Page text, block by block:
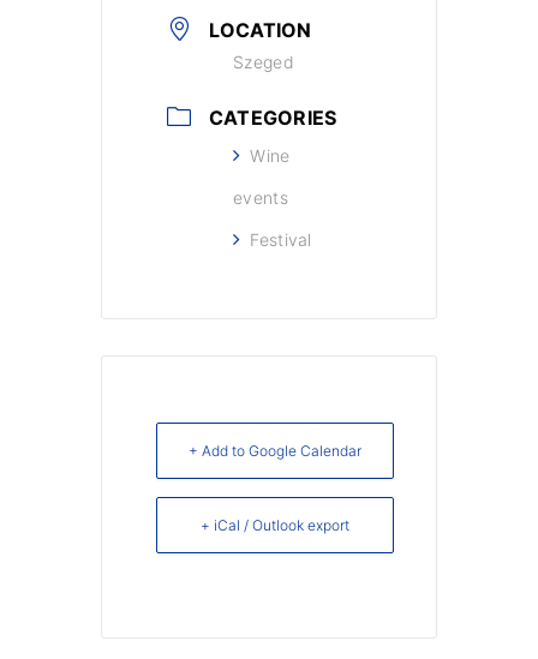
LOCATION
Szeged
CATEGORIES
Wine
events
Festival
+ Add to Google Calendar
+ iCal / Outlook export